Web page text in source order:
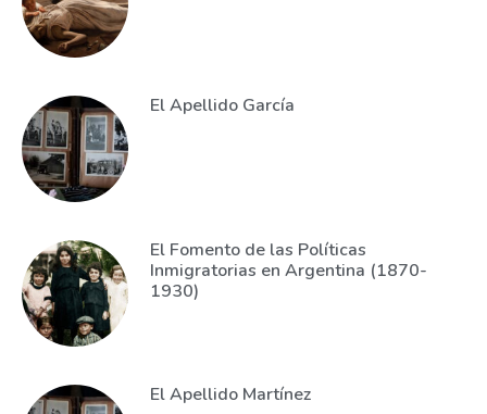
El Apellido García
El Fomento de las Políticas
Inmigratorias en Argentina (1870-
1930)
El Apellido Martínez